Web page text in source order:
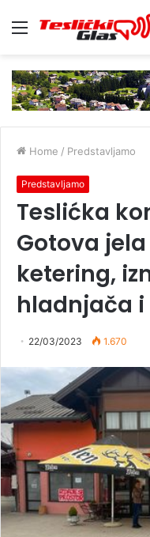
Menu
Home / Predstavljamo
Predstavljamo
Teslićka
Gotova
ketering,
hladnjača i
22/03/2023 1.670